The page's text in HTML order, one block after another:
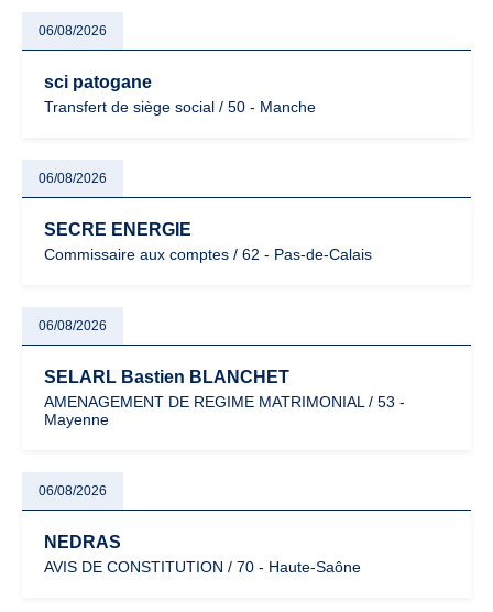
06/08/2026
sci patogane
Transfert de siège social / 50 - Manche
06/08/2026
SECRE ENERGIE
Commissaire aux comptes / 62 - Pas-de-Calais
06/08/2026
SELARL Bastien BLANCHET
AMENAGEMENT DE REGIME MATRIMONIAL / 53 -
Mayenne
06/08/2026
NEDRAS
AVIS DE CONSTITUTION / 70 - Haute-Saône